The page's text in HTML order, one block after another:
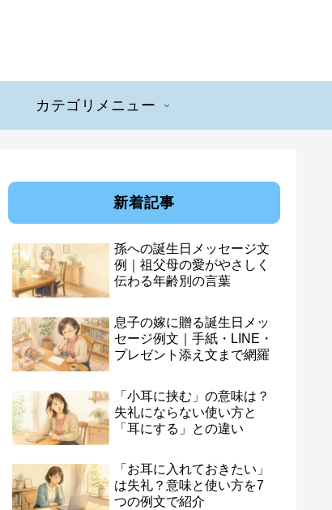
カテゴリメニュー
新着記事
孫への誕生日メッセージ文
例｜祖父母の愛がやさしく
伝わる年齢別の言葉
息子の嫁に贈る誕生日メッ
セージ例文｜手紙・LINE・
プレゼント添え文まで網羅
「小耳に挟む」の意味は？
失礼にならない使い方と
「耳にする」との違い
「お耳に入れておきたい」
は失礼？意味と使い方を7
つの例文で紹介